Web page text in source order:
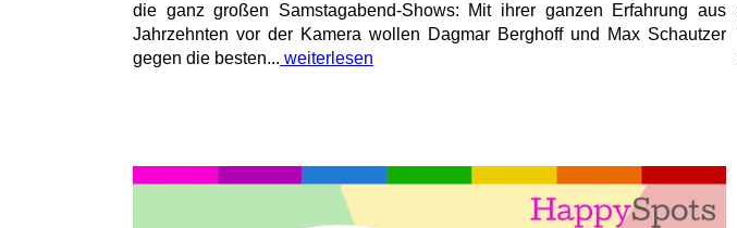
die ganz großen Samstagabend-Shows: Mit ihrer ganzen Erfahrung aus
Jahrzehnten vor der Kamera wollen Dagmar Berghoff und Max Schautzer
gegen die besten... weiterlesen